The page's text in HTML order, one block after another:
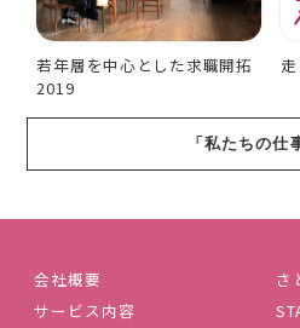
若年層を中心とした求職開拓
2019
「私たちの仕
会社概要
サービス内容
さ